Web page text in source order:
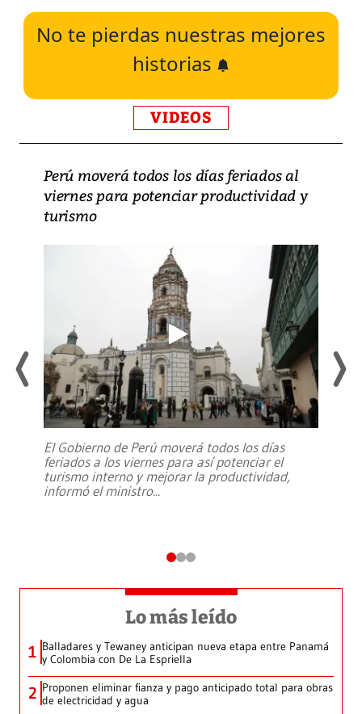
No te pierdas nuestras mejores
historias
VIDEOS
Perú moverá todos los días feriados al
viernes para potenciar productividad y
turismo
El Gobierno de Perú moverá todos los días
feriados a los viernes para así potenciar el
turismo interno y mejorar la productividad,
informó el ministro...
Lo más leído
1 Balladares y Tewaney anticipan nueva etapa entre Panamá
y Colombia con De La Espriella
2 Proponen eliminar fianza y pago anticipado total para obras
de electricidad y agua